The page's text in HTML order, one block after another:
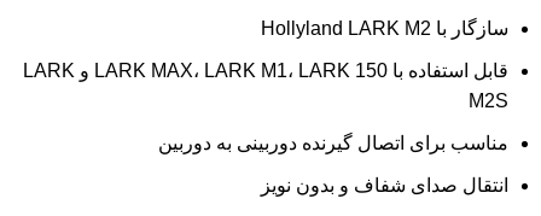
سازگار با Hollyland LARK M2
قابل استفاده با LARK MAX، LARK M1، LARK 150 و LARK
M2S
مناسب برای اتصال گیرنده دوربینی به دوربین
انتقال صدای شفاف و بدون نویز